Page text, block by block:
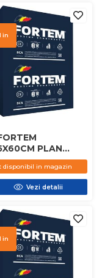
in
PLAN
disponibil in magazin
Vezi detalii
in